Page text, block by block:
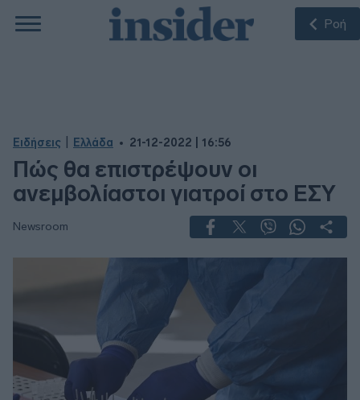
Ροή
Ειδήσεις Ελλάδα 21-12-2022 | 16:56
Πώς θα επιστρέψουν οι
ανεμβολίαστοι γιατροί στο ΕΣΥ
Newsroom